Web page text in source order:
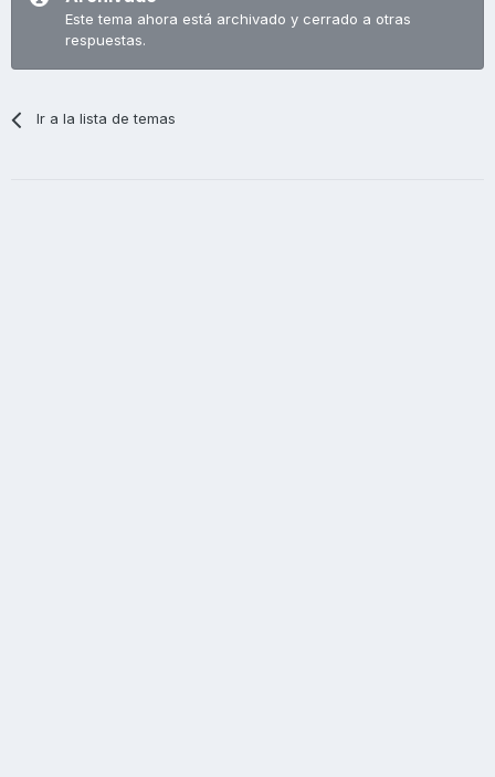
Este tema ahora está archivado y cerrado a otras
respuestas.
Ir a la lista de temas